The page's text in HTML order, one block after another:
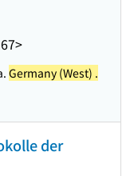
Germany (West) .
der